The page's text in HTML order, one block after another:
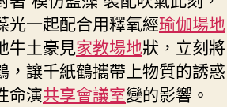
光一起配合用釋氧經瑜伽場地
牛土豪見家教場地狀，立刻將
，讓千紙鶴攜帶上物質的誘惑
命演共享會議室變的影響。